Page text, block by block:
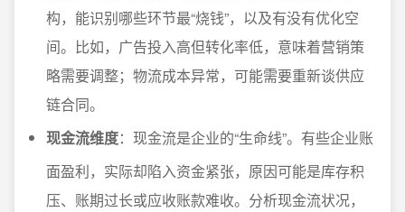
构，能识别哪些环节最“烧钱”，以及有没有优化空
间。比如，广告投入高但转化率低，意味着营销策
略需要调整；物流成本异常，可能需要重新谈供应
链合同。
现金流维度：现金流是企业的“生命线”。有些企业账
面盈利，实际却陷入资金紧张，原因可能是库存积
压、账期过长或应收账款难收。分析现金流状况，